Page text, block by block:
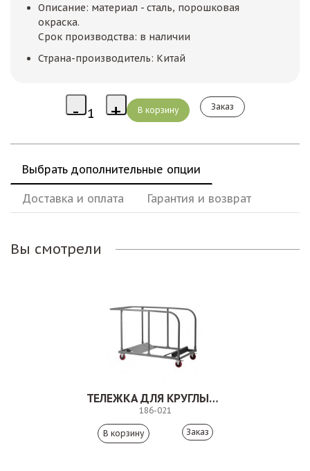
Описание: материал - сталь, порошковая
окраска.
Срок производства: в наличии
Страна-производитель: Китай
Заказ
Выбрать дополнительные опции
Доставка и оплата Гарантия и возврат
Вы смотрели
ТЕЛЕЖКА ДЛЯ КРУГЛЫХ СТОЛОВ
186-021
Заказ